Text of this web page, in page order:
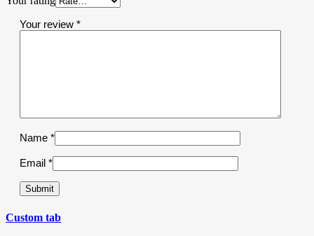
Your review *
Name *
Email *
Custom tab